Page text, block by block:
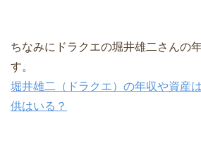
ちなみにドラクエの堀井雄二さんの
す。
堀井雄二（ドラクエ）の年収や資産
供はいる？